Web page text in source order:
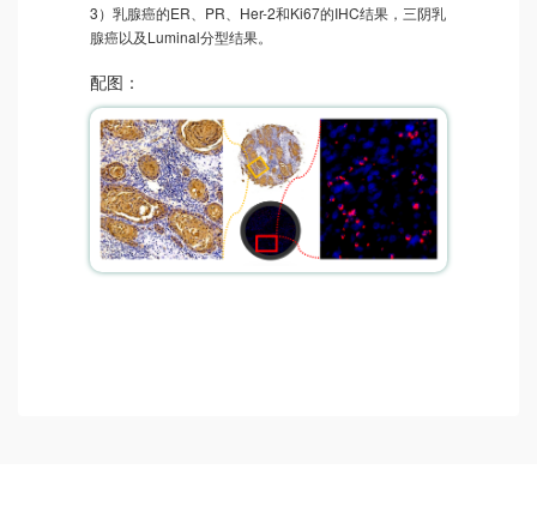
3）乳腺癌的ER、PR、Her-2和Ki67的IHC结果，三阴乳
腺癌以及Luminal分型结果。
配图：